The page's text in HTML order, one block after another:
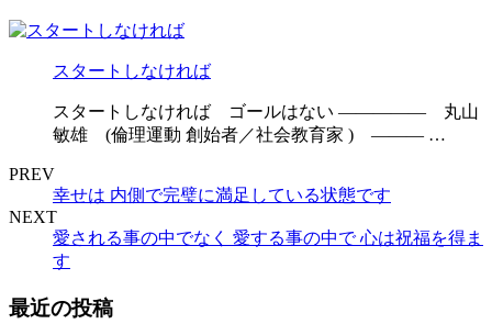
スタートしなければ
スタートしなければ ゴールはない ————— 丸山
敏雄 (倫理運動 創始者／社会教育家 ) ——— …
PREV
幸せは 内側で完璧に満足している状態です
NEXT
愛される事の中でなく 愛する事の中で 心は祝福を得ま
す
最近の投稿